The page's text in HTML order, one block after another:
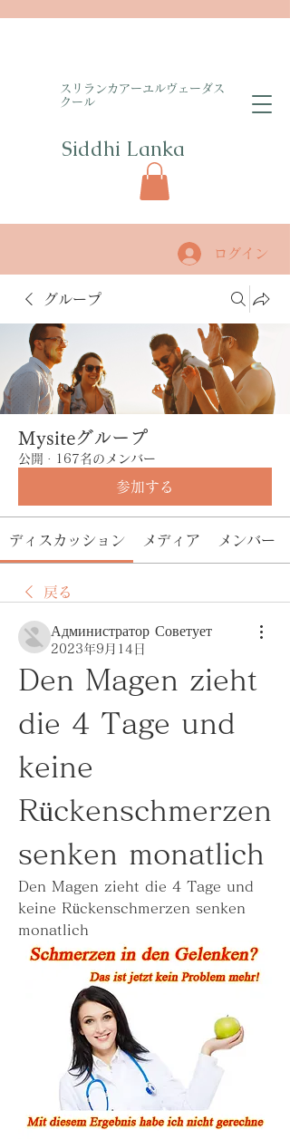
​スリランカアーユルヴェーダス
クール
Siddhi Lanka​
ログイン
グループ
Mysiteグループ
公開 · 167名のメンバー
参加する
ディスカッション メディア メンバー
戻る
Администратор Советует
2023年9月14日
Den Magen zieht
die 4 Tage und
keine
Rückenschmerzen
senken monatlich
Den Magen zieht die 4 Tage und
keine Rückenschmerzen senken
monatlich